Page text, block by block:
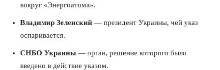
вокруг «Энергоатома».
Владимир Зеленский — президент Украины, чей указ
оспаривается.
СНБО Украины — орган, решение которого было
введено в действие указом.